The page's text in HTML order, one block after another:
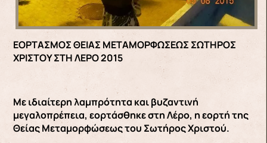
ΕΟΡΤΑΣΜΟΣ ΘΕΙΑΣ ΜΕΤΑΜΟΡΦΩΣΕΩΣ ΣΩΤΗΡΟΣ
ΧΡΙΣΤΟΥ ΣΤΗ ΛΕΡΟ 2015
Με ιδιαίτερη λαμπρότητα και βυζαντινή
μεγαλοπρέπεια, εορτάσθηκε στη Λέρο, η εορτή της
Θείας Μεταμορφώσεως του Σωτήρος Χριστού.